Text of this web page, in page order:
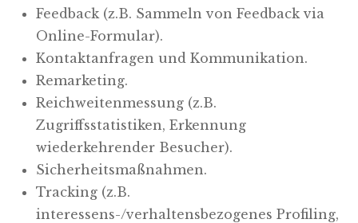
Feedback (z.B. Sammeln von Feedback via
Online-Formular).
Kontaktanfragen und Kommunikation.
Remarketing.
Reichweitenmessung (z.B.
Zugriffsstatistiken, Erkennung
wiederkehrender Besucher).
Sicherheitsmaßnahmen.
Tracking (z.B.
interessens-/verhaltensbezogenes Profiling,